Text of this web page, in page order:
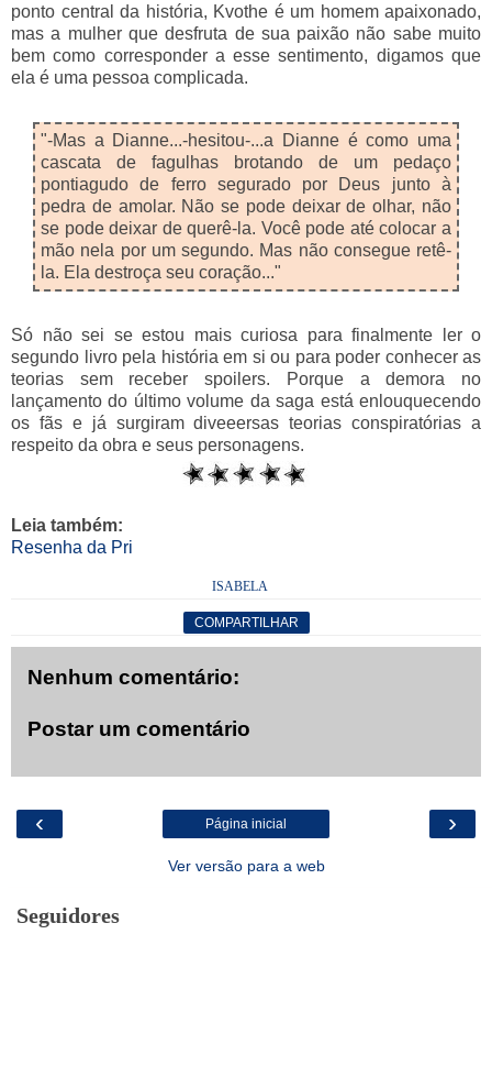
ponto central da história, Kvothe é um homem apaixonado,
mas a mulher que desfruta de sua paixão não sabe muito
bem como corresponder a esse sentimento, digamos que
ela é uma pessoa complicada.
"-Mas a Dianne...-hesitou-...a Dianne é como uma
cascata de fagulhas brotando de um pedaço
pontiagudo de ferro segurado por Deus junto à
pedra de amolar. Não se pode deixar de olhar, não
se pode deixar de querê-la. Você pode até colocar a
mão nela por um segundo. Mas não consegue retê-
la. Ela destroça seu coração..."
Só não sei se estou mais curiosa para finalmente ler o
segundo livro pela história em si ou para poder conhecer as
teorias sem receber spoilers. Porque a demora no
lançamento do último volume da saga está enlouquecendo
os fãs e já surgiram diveeersas teorias conspiratórias a
respeito da obra e seus personagens.
Leia também:
Resenha da Pri
ISABELA
COMPARTILHAR
Nenhum comentário:
Postar um comentário
‹ ›
Página inicial
Ver versão para a web
Seguidores